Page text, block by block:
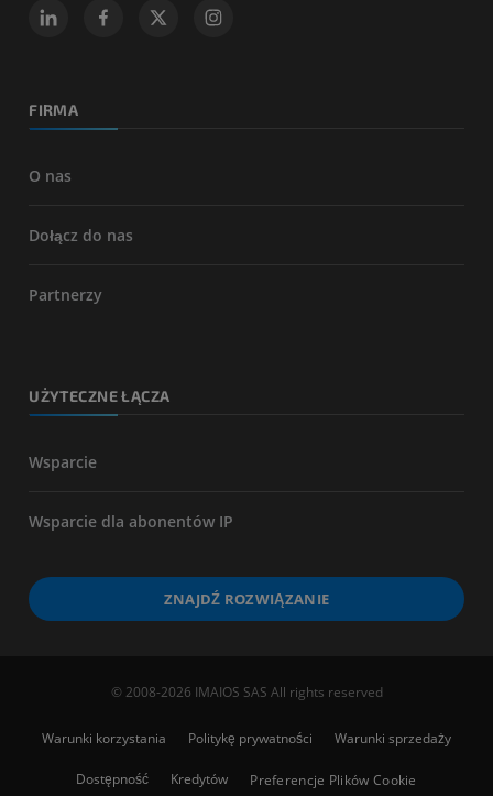
FIRMA
O nas
Dołącz do nas
Partnerzy
UŻYTECZNE ŁĄCZA
Wsparcie
Wsparcie dla abonentów IP
ZNAJDŹ ROZWIĄZANIE
© 2008-2026 IMAIOS SAS All rights reserved
Warunki korzystania Politykę prywatności Warunki sprzedaży
Dostępność Kredytów Preferencje Plików Cookie